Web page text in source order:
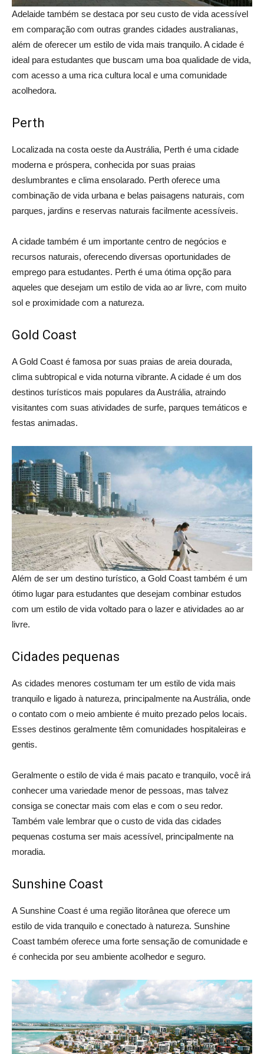
Adelaide também se destaca por seu custo de vida acessível
em comparação com outras grandes cidades australianas,
além de oferecer um estilo de vida mais tranquilo. A cidade é
ideal para estudantes que buscam uma boa qualidade de vida,
com acesso a uma rica cultura local e uma comunidade
acolhedora.
Perth
Localizada na costa oeste da Austrália, Perth é uma cidade
moderna e próspera, conhecida por suas praias
deslumbrantes e clima ensolarado. Perth oferece uma
combinação de vida urbana e belas paisagens naturais, com
parques, jardins e reservas naturais facilmente acessíveis.
A cidade também é um importante centro de negócios e
recursos naturais, oferecendo diversas oportunidades de
emprego para estudantes. Perth é uma ótima opção para
aqueles que desejam um estilo de vida ao ar livre, com muito
sol e proximidade com a natureza.
Gold Coast
A Gold Coast é famosa por suas praias de areia dourada,
clima subtropical e vida noturna vibrante. A cidade é um dos
destinos turísticos mais populares da Austrália, atraindo
visitantes com suas atividades de surfe, parques temáticos e
festas animadas.
Além de ser um destino turístico, a Gold Coast também é um
ótimo lugar para estudantes que desejam combinar estudos
com um estilo de vida voltado para o lazer e atividades ao ar
livre.
Cidades pequenas
As cidades menores costumam ter um estilo de vida mais
tranquilo e ligado à natureza, principalmente na Austrália, onde
o contato com o meio ambiente é muito prezado pelos locais.
Esses destinos geralmente têm comunidades hospitaleiras e
gentis.
Geralmente o estilo de vida é mais pacato e tranquilo, você irá
conhecer uma variedade menor de pessoas, mas talvez
consiga se conectar mais com elas e com o seu redor.
Também vale lembrar que o custo de vida das cidades
pequenas costuma ser mais acessível, principalmente na
moradia.
Sunshine Coast
A Sunshine Coast é uma região litorânea que oferece um
estilo de vida tranquilo e conectado à natureza. Sunshine
Coast também oferece uma forte sensação de comunidade e
é conhecida por seu ambiente acolhedor e seguro.